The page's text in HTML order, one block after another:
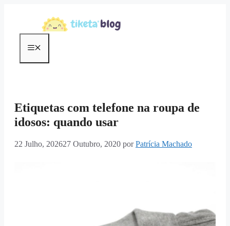
conteúdo
Etiquetas com telefone na roupa de
idosos: quando usar
22 Julho, 202627 Outubro, 2020 porPatrícia Machado